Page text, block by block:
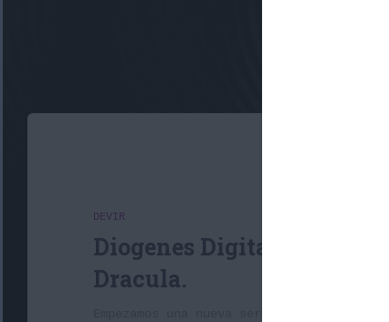
DEVIR
Diogenes Digital 2×16:
Dracula.
Empezamos una nueva serie de